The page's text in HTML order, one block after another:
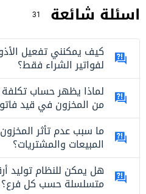
اسئلة شائعة 31
كيف يمكنني تفعيل
لفواتير الشراء فقط؟
لماذا يظهر حساب تكلفة
من المخزون في قيد
ما سبب عدم تأثر المخزون
المبيعات والمشتريات؟
هل يمكن للنظام توليد
متسلسلة حسب كل فرع؟